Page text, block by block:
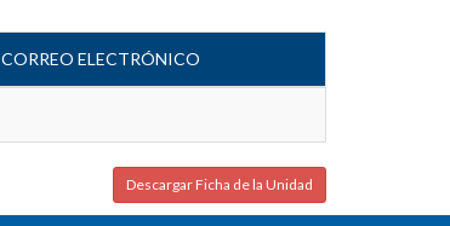
CORREO ELECTRÓNICO
Descargar Ficha de la Unidad